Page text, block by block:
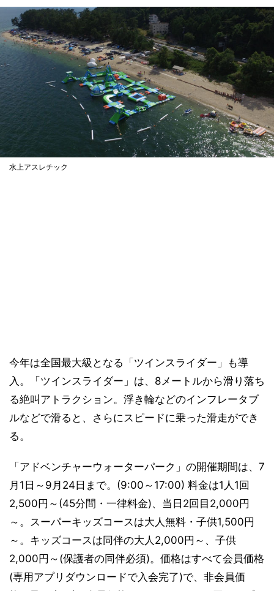
水上アスレチック
今年は全国最大級となる「ツインスライダー」も導
入。「ツインスライダー」は、8メートルから滑り落ち
る絶叫アトラクション。浮き輪などのインフレータブ
ルなどで滑ると、さらにスピードに乗った滑走ができ
る。
「アドベンチャーウォーターパーク」の開催期間は、7
月1日～9月24日まで。(9:00～17:00) 料金は1人1回
2,500円～(45分間・一律料金)、当日2回目2,000円
～。スーパーキッズコースは大人無料・子供1,500円
～。キッズコースは同伴の大人2,000円～、子供
2,000円～(保護者の同伴必須)。価格はすべて会員価格
(専用アプリダウンロードで入会完了)で、非会員価